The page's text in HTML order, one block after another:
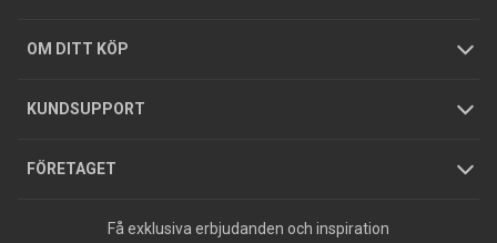
OM DITT KÖP
GDPR
KUNDSUPPORT
Köpguider
Varumärken
FÖRETAGET
Hållbarhet
Jobba hos oss
Press
Få exklusiva erbjudanden och inspiration